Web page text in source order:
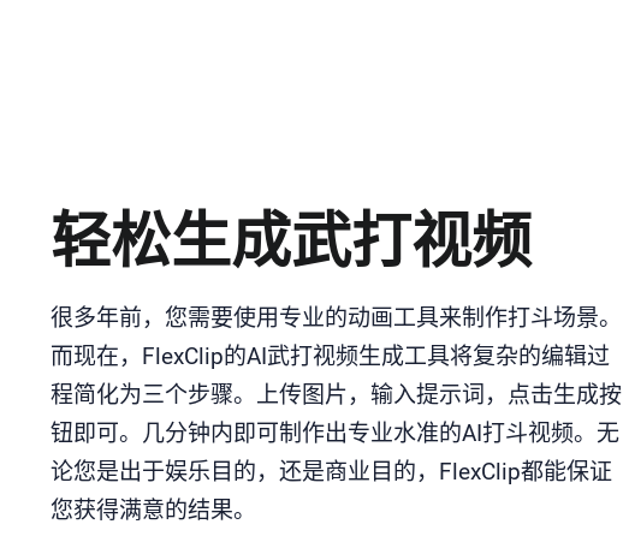
轻松生成武打视频
很多年前，您需要使用专业的动画工具来制作打斗场景。
而现在，FlexClip的AI武打视频生成工具将复杂的编辑过
程简化为三个步骤。上传图片，输入提示词，点击生成按
钮即可。几分钟内即可制作出专业水准的AI打斗视频。无
论您是出于娱乐目的，还是商业目的，FlexClip都能保证
您获得满意的结果。